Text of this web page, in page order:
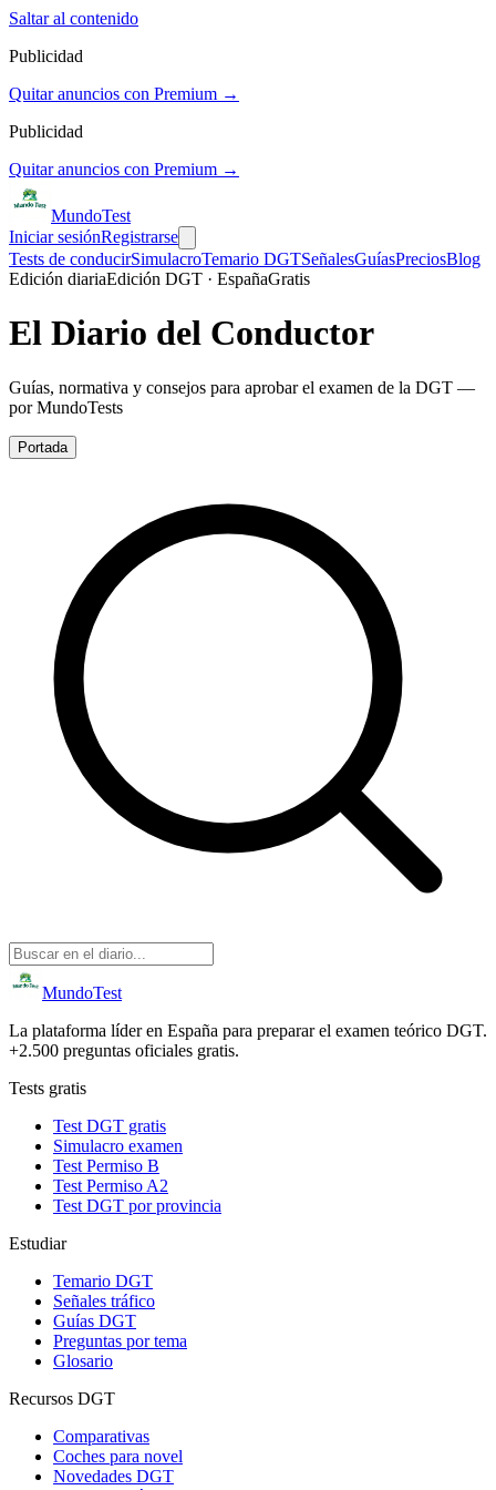
Saltar al contenido
Publicidad
Quitar anuncios con Premium →
Publicidad
Quitar anuncios con Premium →
MundoTest
Iniciar sesiónRegistrarse
Tests de conducirSimulacroTemario DGTSeñalesGuíasPreciosBlog
Edición diariaEdición DGT · EspañaGratis
El Diario del Conductor
Guías, normativa y consejos para aprobar el examen de la DGT —
por MundoTests
Portada
MundoTest
La plataforma líder en España para preparar el examen teórico DGT.
+2.500 preguntas oficiales gratis.
Tests gratis
Test DGT gratis
Simulacro examen
Test Permiso B
Test Permiso A2
Test DGT por provincia
Estudiar
Temario DGT
Señales tráfico
Guías DGT
Preguntas por tema
Glosario
Recursos DGT
Comparativas
Coches para novel
Novedades DGT